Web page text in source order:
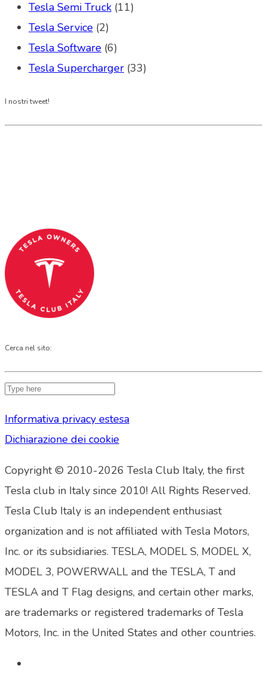
Tesla Semi Truck (11)
Tesla Service (2)
Tesla Software (6)
Tesla Supercharger (33)
I nostri tweet!
Cerca nel sito:
Informativa privacy estesa
Dichiarazione dei cookie
Copyright © 2010-2026 Tesla Club Italy, the first
Tesla club in Italy since 2010! All Rights Reserved.
Tesla Club Italy is an independent enthusiast
organization and is not affiliated with Tesla Motors,
Inc. or its subsidiaries. TESLA, MODEL S, MODEL X,
MODEL 3, POWERWALL and the TESLA, T and
TESLA and T Flag designs, and certain other marks,
are trademarks or registered trademarks of Tesla
Motors, Inc. in the United States and other countries.